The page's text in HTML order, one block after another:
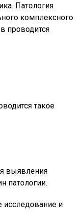
Патология
комплексного
проводится
такое
выявления
патологии.
исследование и